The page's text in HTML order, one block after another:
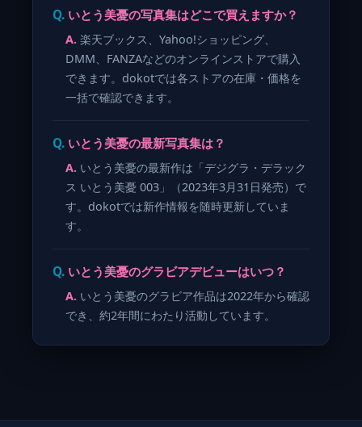
いとう美憂の写真集はどこで買えますか？
楽天ブックス、Yahoo!ショッピング、
DMM、FANZAなどのオンラインストアで購入
できます。dokotでは各ストアの在庫・価格を
一括で確認できます。
いとう美憂の最新写真集は？
いとう美憂の最新作は「デジグラ・デラック
ス いとう美憂 003」（2023年3月31日発売）で
す。dokotでは新作情報を随時更新していま
す。
いとう美憂のグラビアデビューはいつ？
いとう美憂のグラビア作品は2022年から確認
でき、約2年間にわたり活動しています。